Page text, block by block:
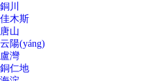
銅川
佳木斯
唐山
云陽(yáng)
盧灣
銅仁地